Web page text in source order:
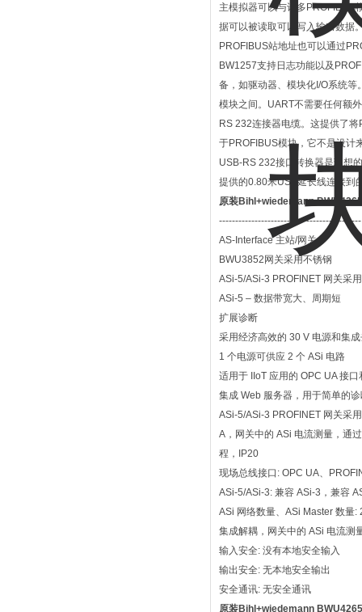
主模拟器可以与许多PROFIBUS
据可以被读取可以写入输出数据
PROFIBUS站地址也可以通过
BW1257支持日志功能以及
备，如驱动器、模块化I/O系统
模块之间。UART不需要任何额
RS 232连接器电缆。这提供了
于PROFIBUS模块，它不是设计
USB-RS 232接口转换器是理想
提供的0.80米USB延长线连接到
原装Bihl+wiedemann
--------------------------------------------
AS-Interface 主站/网关
BWU3852网关采用不锈钢
ASi-5/ASi-3 PROFINET 网关采
ASi-5 – 数据带宽大、周期短
扩展诊断
采用经济高效的 30 V 电源和集
1 个电源可供应 2 个 ASi 电路
适用于 IIoT 应用的 OPC UA 接口
集成 Web 服务器，用于简单的
ASi-5/ASi-3 PROFINET 网关采
A，网关中的 ASi 电流测量，通
程，IP20
现场总线接口: OPC UA、
ASi-5/ASi-3: 兼容 ASi-3，兼容
ASi 网络数量、ASi Master 数量
集成解耦，网关中的 ASi 电流测
输入安全: 没有本地安全输入
输出安全: 无本地安全输出
安全通讯: 无安全通讯
原装Bihl+wiedemann